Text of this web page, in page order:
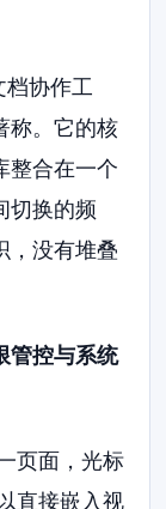
协作工
称。它的核
整合在一个
切换的频
，没有堆叠
管控与系统
页面，光标
直接嵌入视